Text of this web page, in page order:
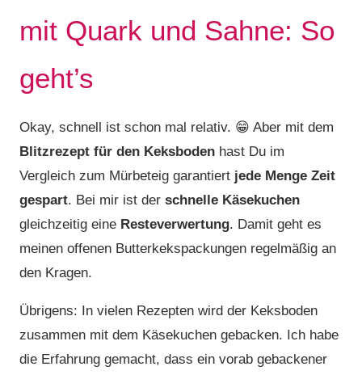
mit Quark und Sahne: So
geht’s
Okay, schnell ist schon mal relativ. 😁 Aber mit dem
Blitzrezept für den Keksboden hast Du im
Vergleich zum Mürbeteig garantiert jede Menge Zeit
gespart. Bei mir ist der schnelle Käsekuchen
gleichzeitig eine Resteverwertung. Damit geht es
meinen offenen Butterkekspackungen regelmäßig an
den Kragen.
Übrigens: In vielen Rezepten wird der Keksboden
zusammen mit dem Käsekuchen gebacken. Ich habe
die Erfahrung gemacht, dass ein vorab gebackener